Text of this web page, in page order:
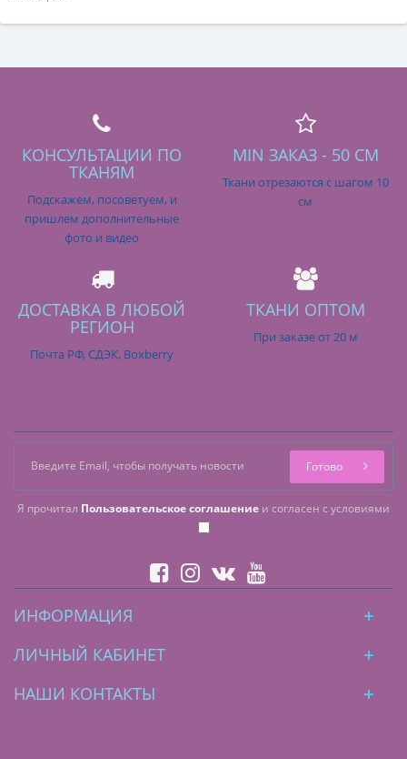
КОНСУЛЬТАЦИИ ПО
ТКАНЯМ
Подскажем, посоветуем, и
пришлем дополнительные
фото и видео
MIN ЗАКАЗ - 50 СМ
Ткани отрезаются с шагом 10
см
ДОСТАВКА В ЛЮБОЙ
РЕГИОН
Почта РФ, СДЭК, Boxberry
ТКАНИ ОПТОМ
При заказе от 20 м
Я прочитал Пользовательское соглашение и согласен с условиями
Готово
ИНФОРМАЦИЯ
ЛИЧНЫЙ КАБИНЕТ
НАШИ КОНТАКТЫ